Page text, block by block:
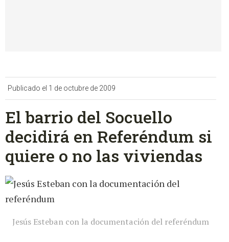
Publicado el 1 de octubre de 2009
El barrio del Socuello
decidirá en Referéndum si
quiere o no las viviendas
Jesús Esteban con la documentación del referéndum